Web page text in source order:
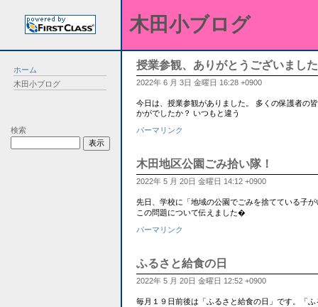
ホーム
木田小ブログ
検索
木田小ブログ
授業参観、ありがとうございまし
2022年 6 月 3日 金曜日 16:28 +0900
今日は、授業参観がありました。 多くの保護者の
かがでしたか？ いつもと違う
パーマリンク
木田地区公園ごみ拾い隊！
2022年 5 月 20日 金曜日 14:12 +0900
先日、学校に「地域の公園でごみを捨てている子
この問題について伝えました�
パーマリンク
ふるさと給食の日
2022年 5 月 20日 金曜日 12:52 +0900
毎月１９日前後は「ふるさと給食の日」です。「